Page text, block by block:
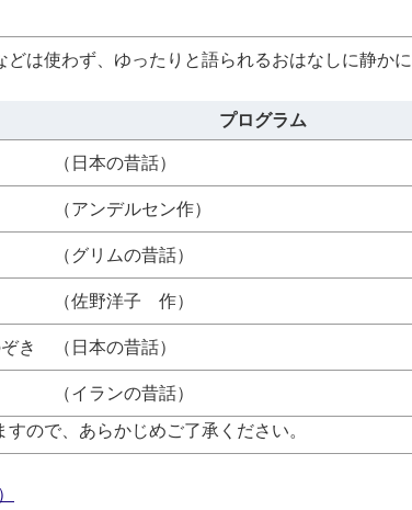
は使わず、ゆったりと語られるおはなしに静か
プログラム
日本の昔話）
アンデルセン作）
ムの昔話）
佐野洋子 作）
（日本の昔話）
ランの昔話）
ので、あらかじめご了承ください。